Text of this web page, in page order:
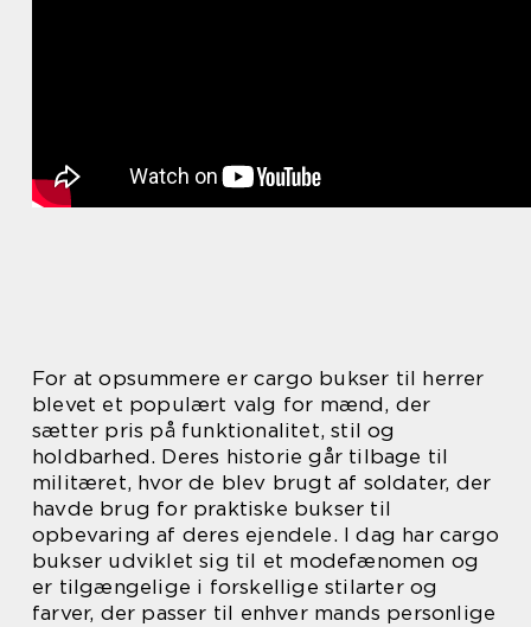
For at opsummere er cargo bukser til herrer
blevet et populært valg for mænd, der
sætter pris på funktionalitet, stil og
holdbarhed. Deres historie går tilbage til
militæret, hvor de blev brugt af soldater, der
havde brug for praktiske bukser til
opbevaring af deres ejendele. I dag har cargo
bukser udviklet sig til et modefænomen og
er tilgængelige i forskellige stilarter og
farver, der passer til enhver mands personlige